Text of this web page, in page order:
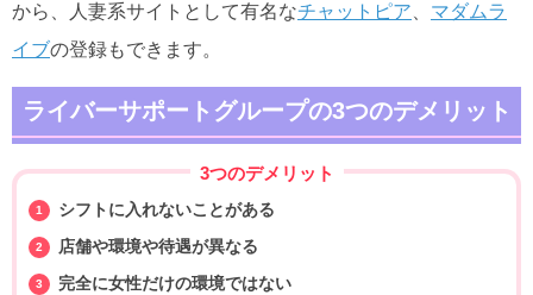
から、人妻系サイトとして有名なチャットピア
マダムラ
イブの登録もできます。
ライバーサポートグループの3つのデメリット
3つのデメリット
シフトに入れないことがある
店舗や環境や待遇が異なる
完全に女性だけの環境ではない